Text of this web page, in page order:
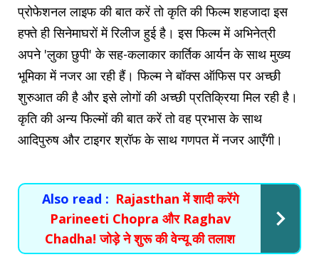
प्रोफेशनल लाइफ की बात करें तो कृति की फिल्म शहजादा इस
हफ्ते ही सिनेमाघरों में रिलीज हुई है। इस फिल्म में अभिनेत्री
अपने 'लुका छुपी' के सह-कलाकार कार्तिक आर्यन के साथ मुख्य
भूमिका में नजर आ रही हैं। फिल्म ने बॉक्स ऑफिस पर अच्छी
शुरुआत की है और इसे लोगों की अच्छी प्रतिक्रिया मिल रही है।
कृति की अन्य फिल्मों की बात करें तो वह प्रभास के साथ
आदिपुरुष और टाइगर श्रॉफ के साथ गणपत में नजर आएँगी।
Also read : Rajasthan में शादी करेंगे
Parineeti Chopra और Raghav
Chadha! जोड़े ने शुरू की वेन्यू की तलाश